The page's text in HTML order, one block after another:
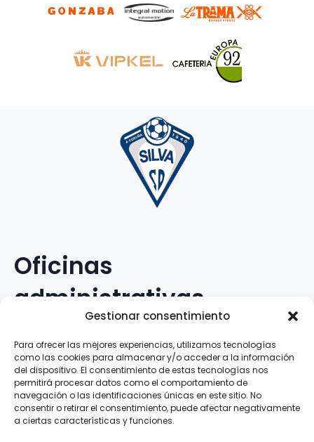
Gestionar consentimiento
Para ofrecer las mejores experiencias, utilizamos tecnologías
como las cookies para almacenar y/o acceder a la información
del dispositivo. El consentimiento de estas tecnologías nos
permitirá procesar datos como el comportamiento de
navegación o las identificaciones únicas en este sitio. No
consentir o retirar el consentimiento, puede afectar negativamente
a ciertas características y funciones.
Oficinas
administrativas
Avenida Galileo Galilei, 12
15.008 · A Coruña · España
Teléfono:881.069.303
WhatsApp:616.897.466